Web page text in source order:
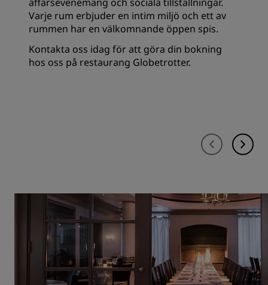
Varje rum erbjuder en intim miljö och ett av
rummen har en välkomnande öppen spis.
Kontakta oss idag för att göra din bokning
hos oss på restaurang Globetrotter.